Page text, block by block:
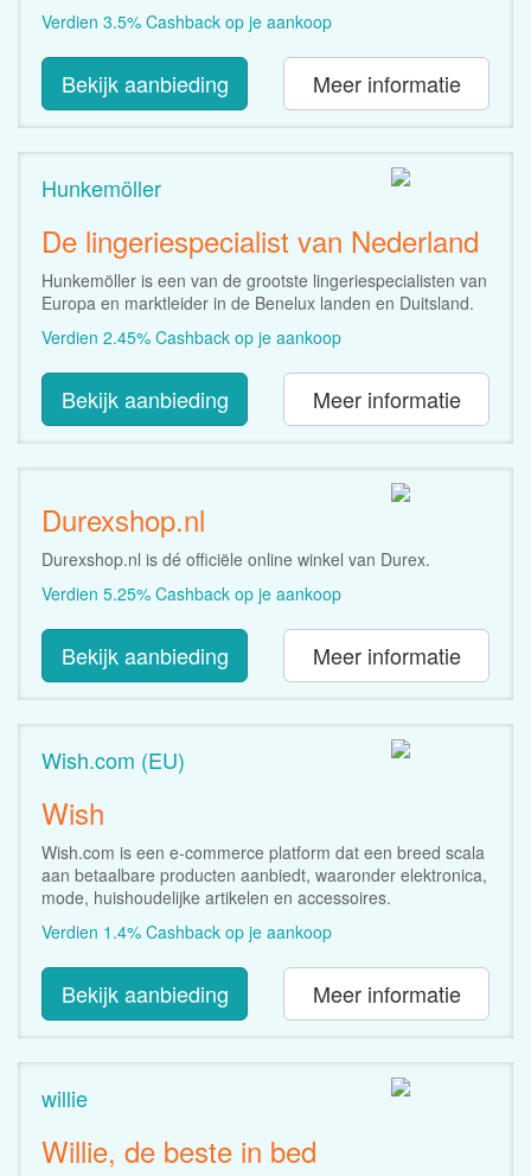
Verdien 3.5% Cashback op je aankoop
Bekijk aanbieding Meer informatie
Hunkemöller
De lingeriespecialist van Nederland
Hunkemöller is een van de grootste lingeriespecialisten van
Europa en marktleider in de Benelux landen en Duitsland.
Verdien 2.45% Cashback op je aankoop
Bekijk aanbieding Meer informatie
Durexshop.nl
Durexshop.nl is dé officiële online winkel van Durex.
Verdien 5.25% Cashback op je aankoop
Bekijk aanbieding Meer informatie
Wish.com (EU)
Wish
Wish.com is een e-commerce platform dat een breed scala
aan betaalbare producten aanbiedt, waaronder elektronica,
mode, huishoudelijke artikelen en accessoires.
Verdien 1.4% Cashback op je aankoop
Bekijk aanbieding Meer informatie
willie
Willie, de beste in bed